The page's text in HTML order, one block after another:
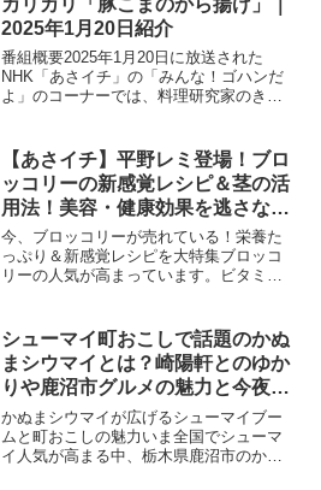
2025年1月20日紹介
番組概要2025年1月20日に放送された
NHK「あさイチ」の「みんな！ゴハンだ
よ」のコーナーでは、料理研究家のきじ
は、豚こま切れ肉を活用した簡単で手軽
に作れる一品です。下...
【あさイチ】平野レミ登場！ブロ
ッコリーの新感覚レシピ＆茎の活
用法！美容・健康効果を逃さない
最新研究も紹介｜2025年2月10日
今、ブロッコリーが売れている！栄養た
っぷり＆新感覚レシピを大特集ブロッコ
リーの人気が高まっています。ビタミン
の向上や気分の安定にも良い影響がある
と研究で明らかになりま...
シューマイ町おこしで話題のかぬ
まシウマイとは？崎陽軒とのゆか
りや鹿沼市グルメの魅力と今夜作
れるレシピまとめ【ニュースーン
で紹介】
かぬまシウマイが広げるシューマイブー
ムと町おこしの魅力いま全国でシューマ
イ人気が高まる中、栃木県鹿沼市のかぬ